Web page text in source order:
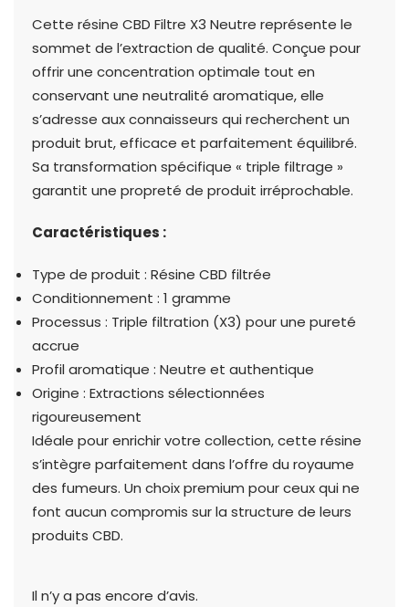
Cette résine CBD Filtre X3 Neutre représente le
sommet de l’extraction de qualité. Conçue pour
offrir une concentration optimale tout en
conservant une neutralité aromatique, elle
s’adresse aux connaisseurs qui recherchent un
produit brut, efficace et parfaitement équilibré.
Sa transformation spécifique « triple filtrage »
garantit une propreté de produit irréprochable.
Caractéristiques :
Type de produit : Résine CBD filtrée
Conditionnement : 1 gramme
Processus : Triple filtration (X3) pour une pureté
accrue
Profil aromatique : Neutre et authentique
Origine : Extractions sélectionnées
rigoureusement
Idéale pour enrichir votre collection, cette résine
s’intègre parfaitement dans l’offre du royaume
des fumeurs. Un choix premium pour ceux qui ne
font aucun compromis sur la structure de leurs
produits CBD.
Il n’y a pas encore d’avis.